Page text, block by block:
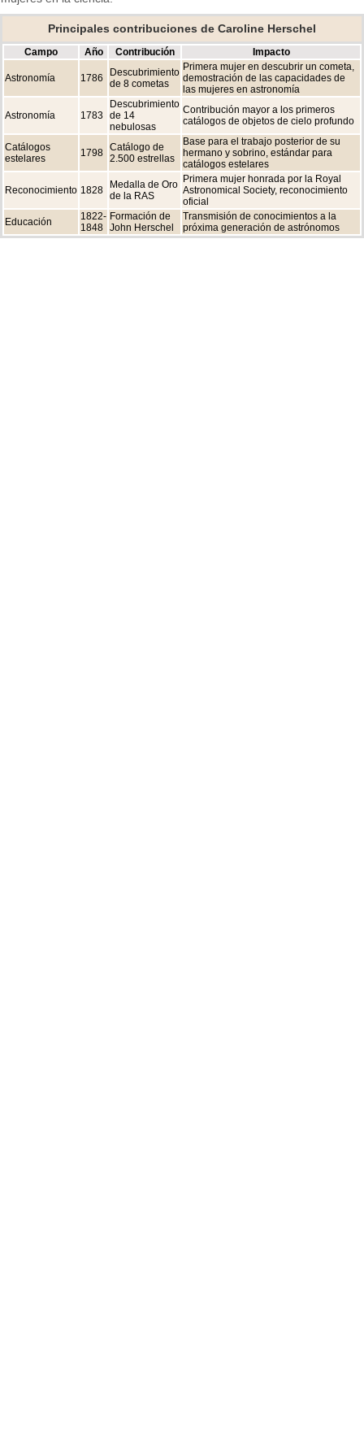
Principales contribuciones de Caroline Herschel
Campo Año Contribución Impacto
Astronomía 1786
Descubrimiento
de 8 cometas
Primera mujer en descubrir un cometa,
demostración de las capacidades de
las mujeres en astronomía
Astronomía 1783
Descubrimiento
de 14
nebulosas
Contribución mayor a los primeros
catálogos de objetos de cielo profundo
Catálogos
estelares
1798 Catálogo de
2.500 estrellas
Base para el trabajo posterior de su
hermano y sobrino, estándar para
catálogos estelares
Reconocimiento 1828
Medalla de Oro
de la RAS
Primera mujer honrada por la Royal
Astronomical Society, reconocimiento
oficial
Educación
1822-
1848
Formación de
John Herschel
Transmisión de conocimientos a la
próxima generación de astrónomos